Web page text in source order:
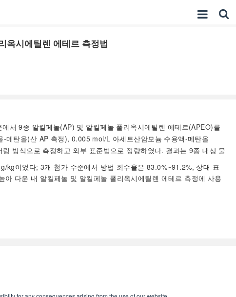
옥시에틸렌 에테르 측정법
서 9종 알킬페놀(AP) 및 알킬페놀 폴리옥시에틸렌 에테르(APEO)를
메탄올(산 AP 측정), 0.005 mol/L 아세트산암모늄 수용액-메탄올
방식으로 측정하고 외부 표준법으로 정량하였다. 결과는 9종 대상 물
이었다; 3개 첨가 수준에서 방법 회수율은 83.0%~91.2%, 상대 표
다운 내 알킬페놀 및 알킬페놀 폴리옥시에틸렌 에테르 측정에 사용